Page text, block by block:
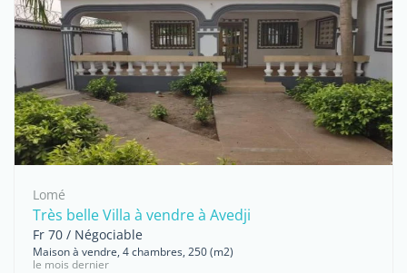
Lomé
Très belle Villa à vendre à Avedji
Fr 70 / Négociable
Maison à vendre, 4 chambres, 250 (m2)
le mois dernier